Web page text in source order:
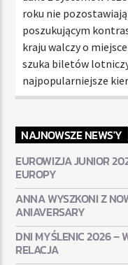
roku nie
poszukującym
kraju walczy o
szuka biletów
najpopularniejsze
NAJNOWSZE NEWS'Y
EUROWIZJA JUNIOR
EUROPY
ANNA WYSZKONI Z
ANIAVERSARY
DNI MYŚLENIC 2026 –
RELACJA